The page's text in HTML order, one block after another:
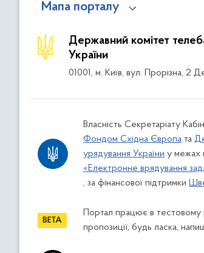
Мапа порталу
Державний комітет
України
01001, м. Київ, вул. Прорізна, 2
Власність Секретаріату
Фондом Східна Європа та
урядування України у межах
«Електронне врядування
, за фінансової підтримки
Портал працює в
пропозиції, будь ласка,